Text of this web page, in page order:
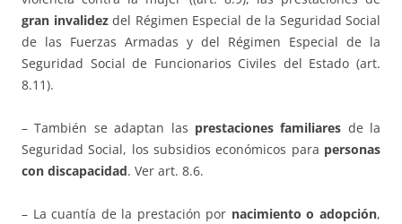
gran invalidezdel Régimen Especial de la Seguridad Social
de las Fuerzas Armadas y del Régimen Especial de la
Seguridad Social de Funcionarios Civiles del Estado (art.
8.11).
– También se adaptan las prestaciones familiares de la
Seguridad Social, los subsidios económicos para personas
con discapacidad. Ver art. 8.6.
– La cuantía de la prestación por nacimiento o adopción,